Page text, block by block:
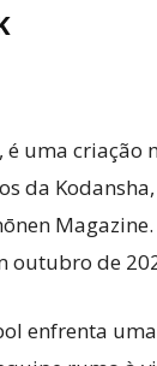
é uma criação
da
outubro de
enfrenta